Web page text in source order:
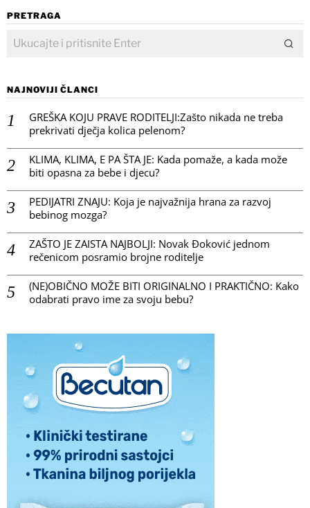
PRETRAGA
NAJNOVIJI ČLANCI
GREŠKA KOJU PRAVE RODITELJI:Zašto nikada ne treba
prekrivati dječja kolica pelenom?
KLIMA, KLIMA, E PA ŠTA JE: Kada pomaže, a kada može
biti opasna za bebe i djecu?
PEDIJATRI ZNAJU: Koja je najvažnija hrana za razvoj
bebinog mozga?
ZAŠTO JE ZAISTA NAJBOLJI: Novak Đoković jednom
rečenicom posramio brojne roditelje
(NE)OBIČNO MOŽE BITI ORIGINALNO I PRAKTIČNO: Kako
odabrati pravo ime za svoju bebu?